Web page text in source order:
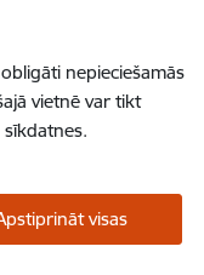
nepieciešamās
vietnē var tikt
visas